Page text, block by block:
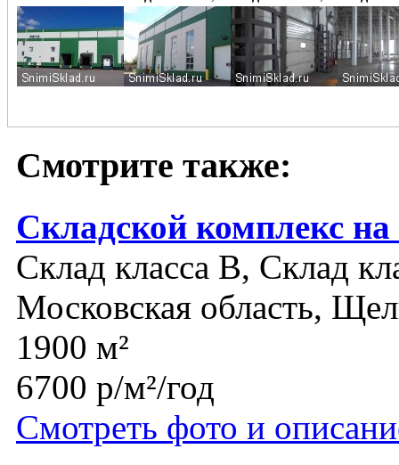
Смотрите также:
Складской комплекс
Склад класса B, Склад
Московская область,
1900 м²
6700 р/м²/год
Смотреть фото и